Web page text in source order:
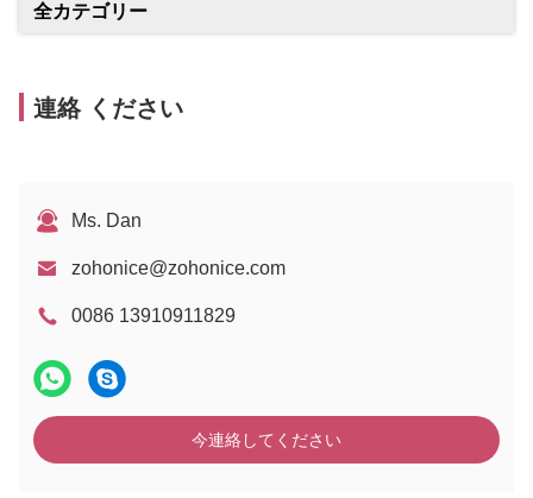
全カテゴリー
連絡 ください
Ms. Dan
zohonice@zohonice.com
0086 13910911829
今連絡してください